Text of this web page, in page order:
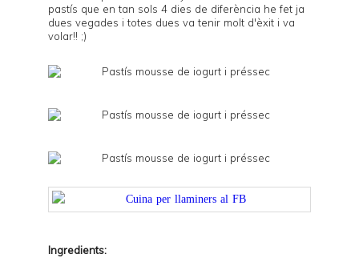
pastís que en tan sols 4 dies de diferència he fet ja
dues vegades i totes dues va tenir molt d'èxit i va
volar!! ;)
Ingredients: